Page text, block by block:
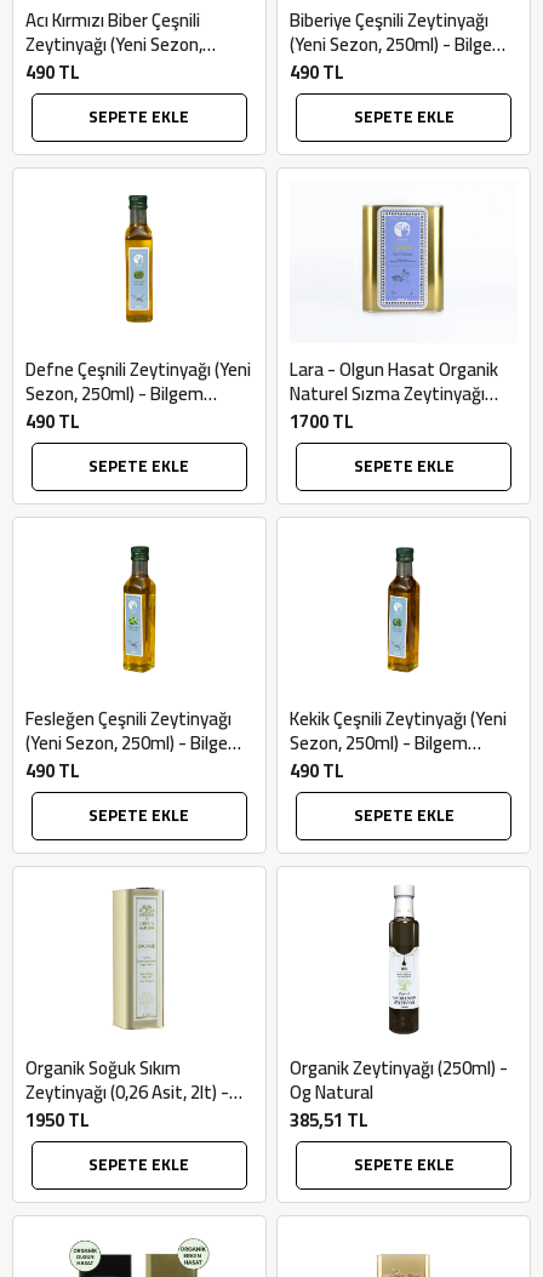
Acı Kırmızı Biber Çeşnili
Zeytinyağı (Yeni Sezon,
250ml) - Bilgem Zeytincilik
490 TL
SEPETE EKLE
Biberiye Çeşnili Zeytinyağı
(Yeni Sezon, 250ml) - Bilgem
Zeytincilik
490 TL
SEPETE EKLE
Defne Çeşnili Zeytinyağı (Yeni
Sezon, 250ml) - Bilgem
Zeytincilik
490 TL
SEPETE EKLE
Lara - Olgun Hasat Organik
Naturel Sızma Zeytinyağı
(Organik, 2LT) - Bilgem
Zeytincilik
1700 TL
SEPETE EKLE
Fesleğen Çeşnili Zeytinyağı
(Yeni Sezon, 250ml) - Bilgem
Zeytincilik
490 TL
SEPETE EKLE
Kekik Çeşnili Zeytinyağı (Yeni
Sezon, 250ml) - Bilgem
Zeytincilik
490 TL
SEPETE EKLE
Organik Soğuk Sıkım
Zeytinyağı (0,26 Asit, 2lt) -
Green Amour
1950 TL
SEPETE EKLE
Organik Zeytinyağı (250ml) -
Og Natural
385,51 TL
SEPETE EKLE